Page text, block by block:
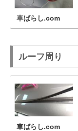
車ばらし.com
ルーフ周り
車ばらし.com